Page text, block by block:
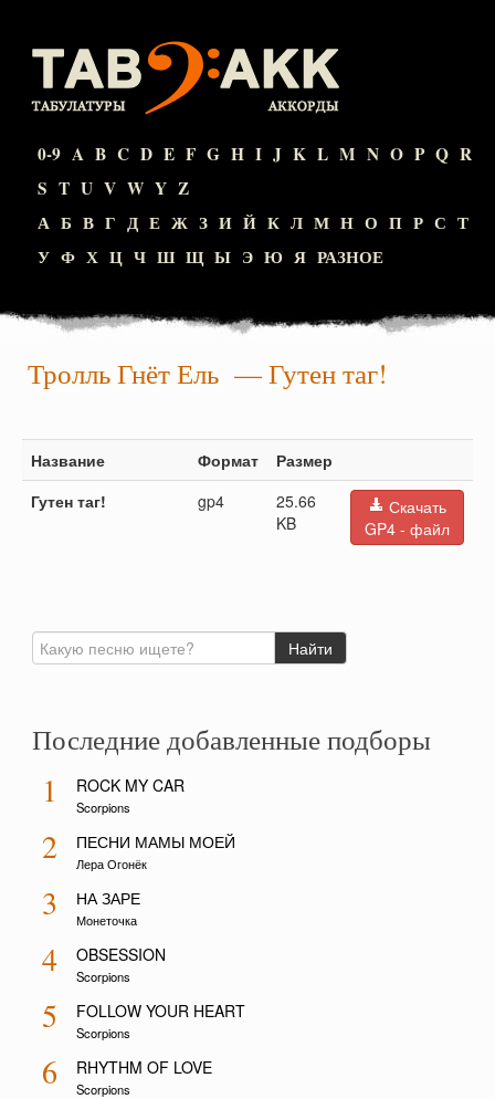
0-9 A B C D E F G H I J K L M N O P Q R
S T U V W Y Z
А Б В Г Д Е Ж З И Й К Л М Н О П Р С Т
У Ф Х Ц Ч Ш Щ Ы Э Ю Я РАЗНОЕ
Тролль Гнёт Ель — Гутен таг!
Название Формат
Размер
Гутен таг!
gp4
25.66
KB
Скачать
GP4 - файл
Последние добавленные подборы
1 ROCK MY CAR
Scorpions
2 ПЕСНИ МАМЫ МОЕЙ
Лера Огонёк
3 НА ЗАРЕ
Монеточка
4 OBSESSION
Scorpions
5 FOLLOW YOUR HEART
Scorpions
6 RHYTHM OF LOVE
Scorpions